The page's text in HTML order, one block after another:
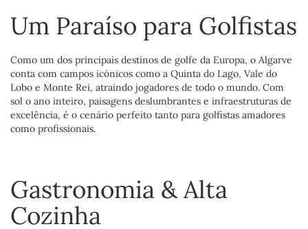
Um Paraíso para Golfistas
Como um dos principais destinos de golfe da Europa, o Algarve
conta com campos icónicos como a Quinta do Lago, Vale do
Lobo e Monte Rei, atraindo jogadores de todo o mundo. Com
sol o ano inteiro, paisagens deslumbrantes e infraestruturas de
excelência, é o cenário perfeito tanto para golfistas amadores
como profissionais.
Gastronomia & Alta
Cozinha